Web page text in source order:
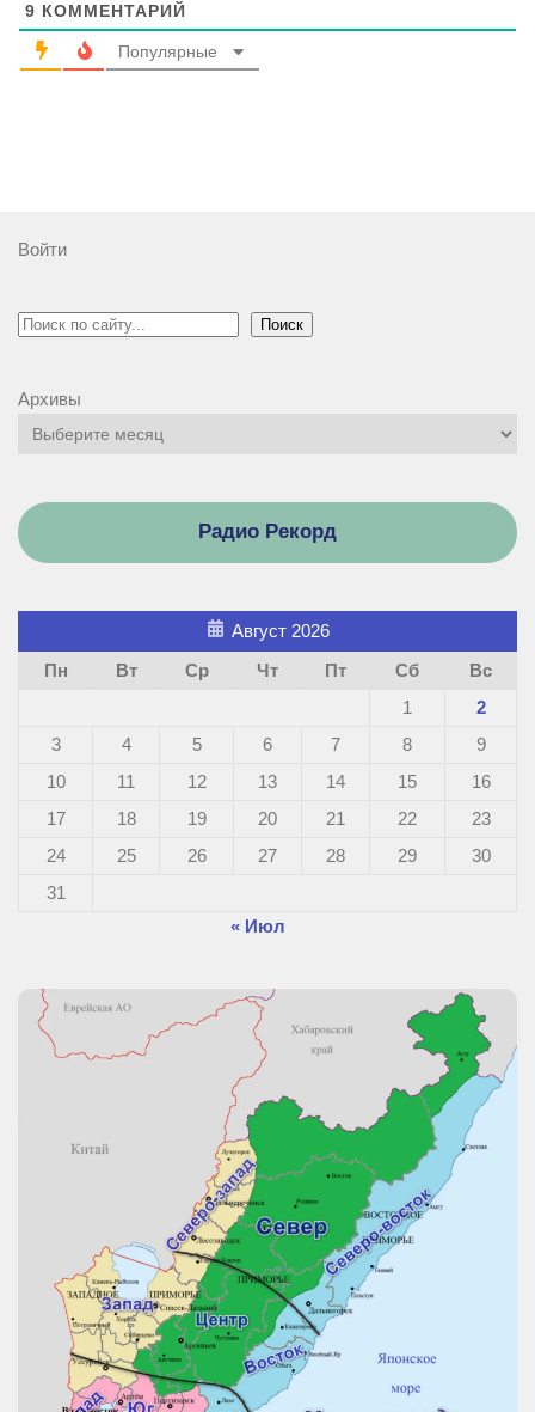
9 КОММЕНТАРИЙ
Популярные
Войти
Поиск Поиск
Архивы
Радио Рекорд
Август 2026
Пн
Вт Ср Чт Пт Сб
Вс
1
2
3
4 5 6 7 8
9
10
11 12 13 14 15
16
17
18 19 20 21 22
23
24
25 26 27 28 29
30
31
« Июл